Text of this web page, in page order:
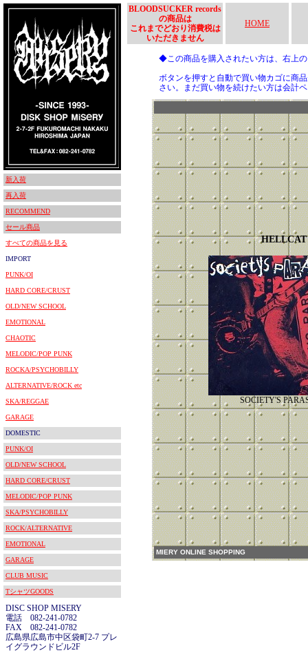
新入荷
再入荷
RECOMMEND
セール商品
すべての商品を見る
IMPORT
PUNK/OI
HARD CORE/CRUST
OLD/NEW SCHOOL
EMOTIONAL
CHAOTIC
MELODIC/POP PUNK
ROCKA/PSYCHOBILLY
ALTERNATIVE/ROCK etc
SKA/REGGAE
GARAGE
DOMESTIC
PUNK/OI
OLD/NEW SCHOOL
HARD CORE/CRUST
MELODIC/POP PUNK
SKA/PSYCHOBILLY
ROCK/ALTERNATIVE
EMOTIONAL
GARAGE
CLUB MUSIC
TシャツGOODS
DISC SHOP MISERY
電話 082-241-0782
FAX 082-241-0782
広島県広島市中区袋町2-7 プレ
イグラウンドビル2F
BLOODSUCKER records
の商品は
これまでどおり消費税は
いただきません
HOME
◆この商品を購入されたい方は、右上
ボタンを押すと自動で買い物カゴに商
さい。まだ買い物を続けたい方は会計
HELLCAT
SOCIETY'S
MIERY ONLINE SHOPPING